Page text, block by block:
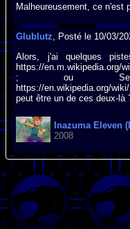
Malheureusement, ce n'est
Glublutz, Posté le 10/03/
Alors, j'ai quelques
https://en.m.wikipedia.org/
; ou
https://en.wikipedia.org/
peut être un de ces deux-là
Inazuma Eleven
2008